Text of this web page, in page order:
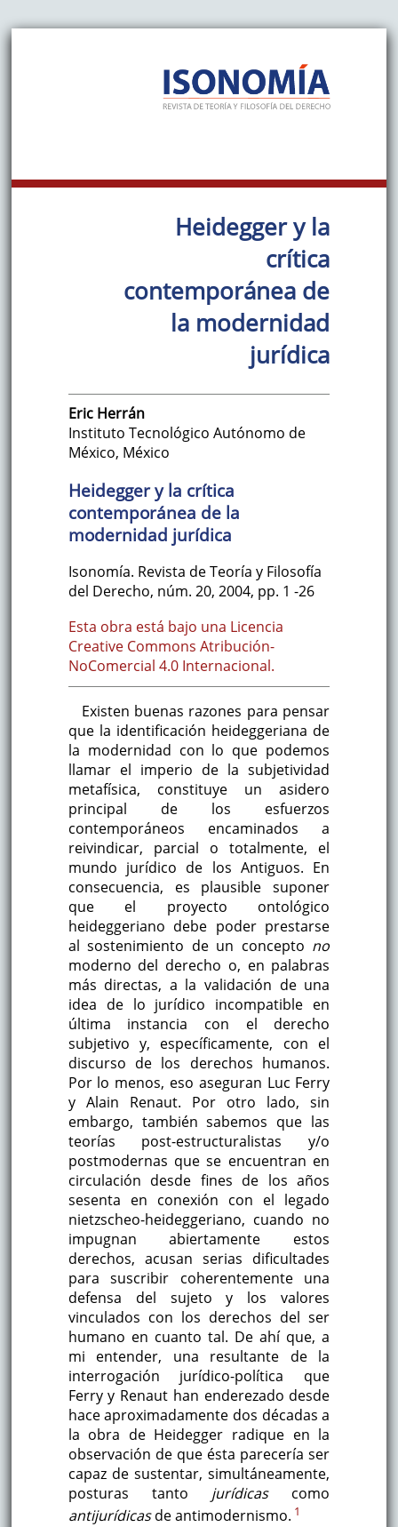
Heidegger y la
crítica
contemporánea de
la modernidad
jurídica
Eric Herrán
Instituto Tecnológico Autónomo de
México, México
Heidegger y la crítica
contemporánea de la
modernidad jurídica
Isonomía. Revista de Teoría y Filosofía
del Derecho, núm. 20, 2004, pp. 1 -26
Esta obra está bajo una Licencia
Creative Commons Atribución-
NoComercial 4.0 Internacional.
Existen buenas razones para pensar
que la identificación heideggeriana de
la modernidad con lo que podemos
llamar el imperio de la subjetividad
metafísica, constituye un asidero
principal de los esfuerzos
contemporáneos encaminados a
reivindicar, parcial o totalmente, el
mundo jurídico de los Antiguos. En
consecuencia, es plausible suponer
que el proyecto ontológico
heideggeriano debe poder prestarse
al sostenimiento de un concepto no
moderno del derecho o, en palabras
más directas, a la validación de una
idea de lo jurídico incompatible en
última instancia con el derecho
subjetivo y, específicamente, con el
discurso de los derechos humanos.
Por lo menos, eso aseguran Luc Ferry
y Alain Renaut. Por otro lado, sin
embargo, también sabemos que las
teorías post-estructuralistas y/o
postmodernas que se encuentran en
circulación desde fines de los años
sesenta en conexión con el legado
nietzscheo-heideggeriano, cuando no
impugnan abiertamente estos
derechos, acusan serias dificultades
para suscribir coherentemente una
defensa del sujeto y los valores
vinculados con los derechos del ser
humano en cuanto tal. De ahí que, a
mi entender, una resultante de la
interrogación jurídico-política que
Ferry y Renaut han enderezado desde
hace aproximadamente dos décadas a
la obra de Heidegger radique en la
observación de que ésta parecería ser
capaz de sustentar, simultáneamente,
posturas tanto jurídicascomo
antijurídicasde antimodernismo. 1